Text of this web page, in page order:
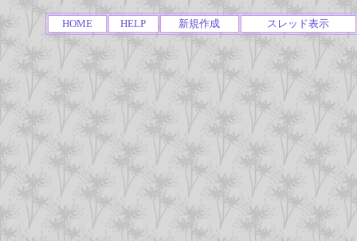
HOME HELP 新規作成 スレッド表示